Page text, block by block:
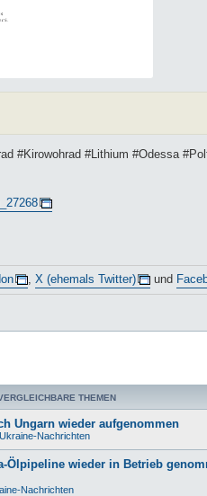
#Kirowohrad #Lithium #Odessa
X (ehemals Twitter) und
THEMEN
Ungarn wieder aufgenommen
Ukraine-Nachrichten
Ölpipeline wieder in Betrieb
Nachrichten